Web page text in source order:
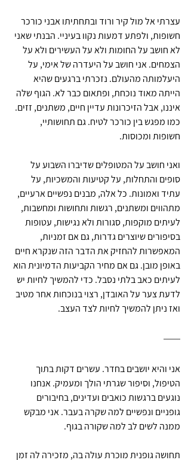
עצרתי אל מול קיר ורוד ובתחתיתו אבני כורכר
חשופות, ולפתע דמעות נקוו בעיניי. הבנתי שאני
לא חושב על החומות ולא על העשירים ולא על
הצמחים. אני חושב על היעדרה של אימי, על
היעלמותה מהעולם. נזכרתי ברגעים שהיא
הייתה מאוד נוכחת, ופתאום כבר לא. הגוף שלה
איננו, אבל הזיכרונות עדיין חיים, משתנים, זזים.
כמו מפגש בין כורכר לטיח. גם תחושותיי,
חשופות ומכוסות.
ואני חושב על המטופלים שדיברו השבוע על
סופים והתחלות, על קטיעות והמשכיות, על
עתיד ואמונות. כל אלה, מבנים נפשיים ארעיים,
מתהווים ומשתנים, רגשות ותחושות ומחשבות,
לעיתים מוקפות, סגורות ולא נגישות, עטופות
בסיפורים שיוצרים גדרות, גם אם זמניות,
המאפשרות להחזיק את הדבר הזה שנקרא חיים
באופן מובן. גם אם מחיר הקביעות הדמיונית הוא
לעיתים כאב בלתי נסבל. כדי להמשיך לחיות יש
לדעת צער על האובדן, רצוי בנוכחות אחר מטיב
ואז ניתן להמשיך לחיות לצד העצב.
אני והיא יושבים בחדר. עשרים דקות בתוך
הטיפול, וסיפור שגרתי הולך ומעמיק. אנחנו
נוגעים ברגשות כואבים ועדינים, בחיבורים
גופניים ונפשיים למה שקרה בעבר. אני מבקש
ממנה לשים לב למה שקורה בגוף.
תחושה גופנית מוכרת עולה בה, מזכירה לה זמן